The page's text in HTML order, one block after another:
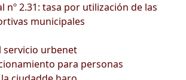
nº 2.31: tasa por utilización de las
municipales
servicio urbenet
para personas